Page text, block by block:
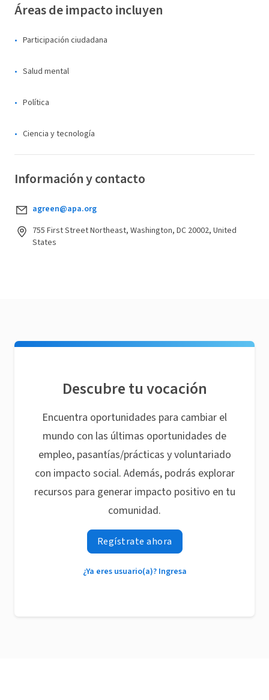
Áreas de impacto incluyen
Participación ciudadana
Salud mental
Política
Ciencia y tecnología
Información y contacto
agreen@apa.org
755 First Street Northeast, Washington, DC 20002, United
States
Descubre tu vocación
Encuentra oportunidades para cambiar el
mundo con las últimas oportunidades de
empleo, pasantías/prácticas y voluntariado
con impacto social. Además, podrás explorar
recursos para generar impacto positivo en tu
comunidad.
Regístrate ahora
¿Ya eres usuario(a)? Ingresa